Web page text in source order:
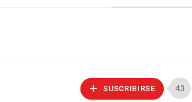
SUSCRIBIRSE 43